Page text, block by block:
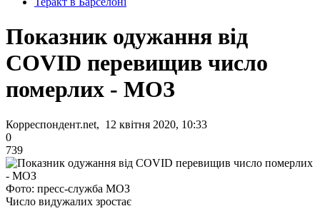
Показник одужання від
COVID перевищив число
померлих - МОЗ
Корреспондент.net, 12 квітня 2020, 10:33
0
739
Фото: пресс-служба МОЗ
Число видужалих зростає